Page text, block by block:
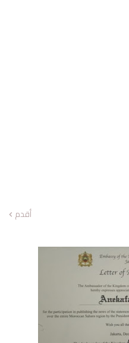
أقدم